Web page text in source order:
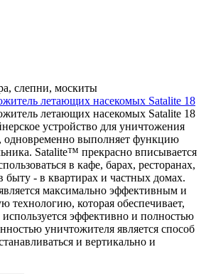
слепни, москиты
летающих насекомых Satalite 18
летающих насекомых Satalite 18
устройство для уничтожения
одновременно выполняет функцию
Satalite™ прекрасно вписывается
в кафе, барах, ресторанах,
быту - в квартирах и частных домах.
максимально эффективным и
технологию, которая обеспечивает,
эффективно и полностью
уничтожителя является способ
и вертикально и